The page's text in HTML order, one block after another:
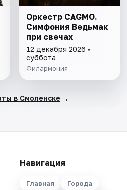
Оркестр CAGMO.
Симфония Ведьмак
при свечах
12 декабря 2026 •
суббота
Филармония
в Смоленске →
Навигация
Главная Города